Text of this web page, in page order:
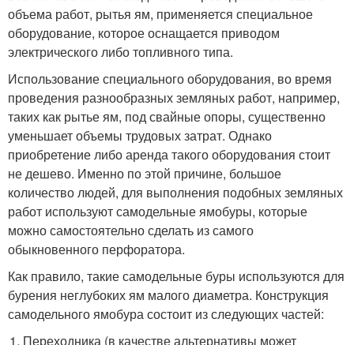
объема работ, рытья ям, применяется специальное
оборудование, которое оснащается приводом
электрического либо топливного типа.
Использование специального оборудования, во время
проведения разнообразных земляных работ, например,
таких как рытье ям, под свайные опоры, существенно
уменьшает объемы трудовых затрат. Однако
приобретение либо аренда такого оборудования стоит
не дешево. Именно по этой причине, большое
количество людей, для выполнения подобных земляных
работ используют самодельные ямобуры, которые
можно самостоятельно сделать из самого
обыкновенного перфоратора.
Как правило, такие самодельные буры используются для
бурения неглубоких ям малого диаметра. Конструкция
самодельного ямобура состоит из следующих частей:
Переходника (в качестве альтернативы может